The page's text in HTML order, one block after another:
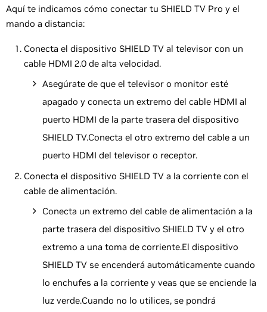
Aquí te indicamos cómo conectar tu SHIELD TV Pro y el
mando a distancia:
Conecta el dispositivo SHIELD TV al televisor con un
cable HDMI 2.0 de alta velocidad.
Asegúrate de que el televisor o monitor esté
apagado y conecta un extremo del cable HDMI al
puerto HDMI de la parte trasera del dispositivo
SHIELD TV.Conecta el otro extremo del cable a un
puerto HDMI del televisor o receptor.
Conecta el dispositivo SHIELD TV a la corriente con el
cable de alimentación.
Conecta un extremo del cable de alimentación a la
parte trasera del dispositivo SHIELD TV y el otro
extremo a una toma de corriente.El dispositivo
SHIELD TV se encenderá automáticamente cuando
lo enchufes a la corriente y veas que se enciende la
luz verde.Cuando no lo utilices, se pondrá